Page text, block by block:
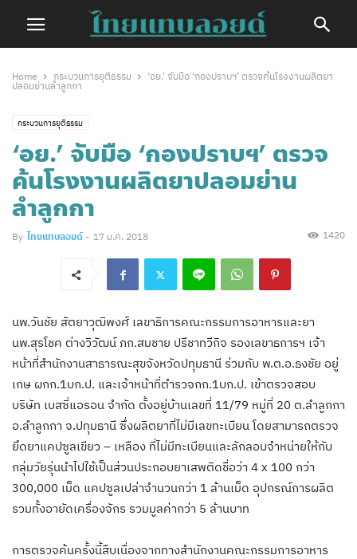
Home กระบวนการยุติธรรม
‘อย.’ จับมือ ‘กองปราบฯ’ ตรวจค้นโรงงานผลิตยา
ปลอมย่านลำลูกกา
กระบวนการยุติธรรม
‘อย.’ จับมือ ‘กองปราบฯ’ ตรวจ
ค้นโรงงานผลิตยาปลอมย่าน
ลำลูกกา
By ไทยแทบลอยด์ - 17 ม.ค. 2018 1420
นพ.วันชัย สัตยาวุฒิพงศ์ เลขาธิการคณะกรรมการอาหารและยา
นพ.สุรโชค ต่างวิวัฒน์ ภก.สมชาย ปรีชาทวีกิจ รองเลขาธการฯ เจ้า
หน้าที่สำนักงานสาธารณะสุขจังหวัดปทุมธานี ร่วมกับ พ.ต.อ.ธงชัย อยู่
เกษ ผกก.1บก.ป. และเจ้าหน้าที่ตำรวจกก.1บก.ป. เข้าตรวจสอบ
บริษัท เบสซี่แอรอน จำกัด ตั้งอยู่บ้านเลขที่ 11/79 หมู่ที่ 20 ต.ลำลูกกา
อ.ลำลูกกา จ.ปทุมธานี ซึ่งผลิตยาที่ไม่มีเลขทะเบียน โดยสามารถตรวจ
ยึดยาแคปซูลเขียว – เหลือง ที่ไม่มีทะเบียนและลักลอบจำหน่ายให้กับ
กลุ่มวัยรุ่นนำไปใช้เป็นส่วนประกอบยาเสพติดชื่อว่า 4 x 100 กว่า
300,000 เม็ด แคปซูลเปล่าจำนวนกว่า 1 ล้านเม็ด อุปกรณ์การผลิต
รวมทั้งอายัดเครื่องจักร รวมมูลค่ากว่า 5 ล้านบาท
การตรวจค้นครั้งนี้สืบเนื่องจากทางสำนักงานคณะกรรมการอาหาร